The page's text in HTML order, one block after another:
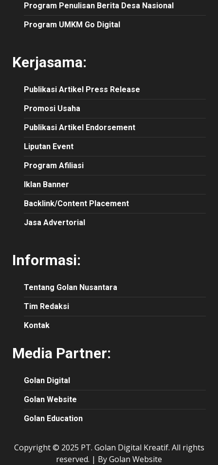
Program Penulisan Berita Desa Nasional
Program UMKM Go Digital
Kerjasama:
Publikasi Artikel Press Release
Promosi Usaha
Publikasi Artikel Endorsement
Liputan Event
Program Afiliasi
Iklan Banner
Backlink/Content Placement
Jasa Advertorial
Informasi:
Tentang Golan Nusantara
Tim Redaksi
Kontak
Media Partner:
Golan Digital
Golan Website
Golan Education
Copyright © 2025 PT. Golan Digital Kreatif. All rights
reserved. | By Golan Website